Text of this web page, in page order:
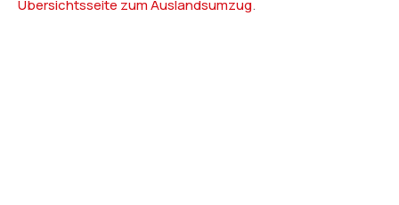
Übersichtsseite zum Auslandsumzug.